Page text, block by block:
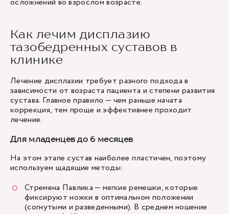
Как лечим дисплазию
тазобедренных суставов в
клинике
Лечение дисплазии требует разного подхода в
зависимости от возраста пациента и степени развития
сустава. Главное правило — чем раньше начата
коррекция, тем проще и эффективнее проходит
лечение.
Для младенцев до 6 месяцев
На этом этапе сустав наиболее пластичен, поэтому
используем щадящие методы:
Стремена Павлика — мягкие ремешки, которые
фиксируют ножки в оптимальном положении
(согнутыми и разведенными). В среднем ношение